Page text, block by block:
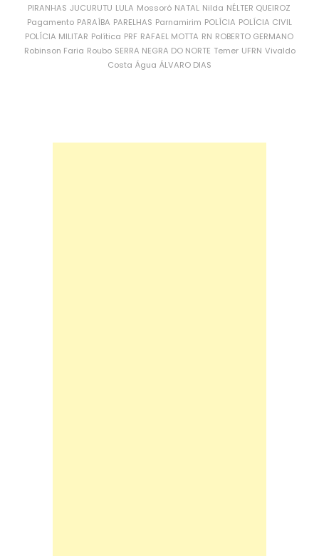
PIRANHAS JUCURUTU LULA Mossoró NATAL Nilda NÉLTER QUEIROZ
Pagamento PARAÍBA PARELHAS Parnamirim POLÍCIA POLÍCIA CIVIL
POLÍCIA MILITAR Política PRF RAFAEL MOTTA RN ROBERTO GERMANO
Robinson Faria Roubo SERRA NEGRA DO NORTE Temer UFRN Vivaldo
Costa Água ÁLVARO DIAS